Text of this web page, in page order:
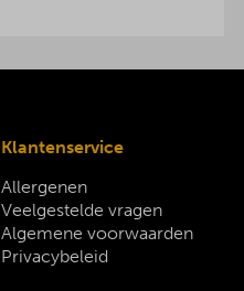
Klantenservice
Allergenen
Veelgestelde vragen
Algemene voorwaarden
Privacybeleid